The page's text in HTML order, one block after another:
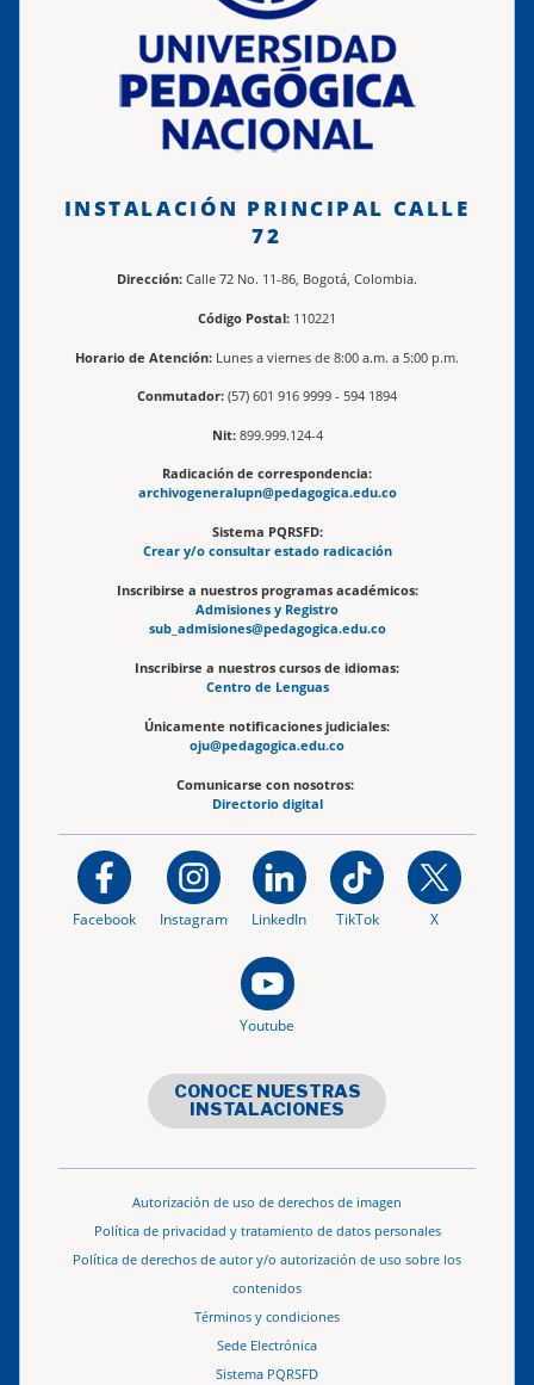
INSTALACIÓN PRINCIPAL CALLE
72
Dirección: Calle 72 No. 11-86, Bogotá, Colombia.
Código Postal: 110221
Horario de Atención: Lunes a viernes de 8:00 a.m. a 5:00 p.m.
Conmutador: (57) 601 916 9999 - 594 1894
Nit:899.999.124-4
Radicación de correspondencia:
archivogeneralupn@pedagogica.edu.co
Sistema PQRSFD:
Crear y/o consultar estado radicación
Inscribirse a nuestros programas académicos:
Admisiones y Registro
sub_admisiones@pedagogica.edu.co
Inscribirse a nuestros cursos de idiomas:
Centro de Lenguas
Únicamente notificaciones judiciales:
oju@pedagogica.edu.co
Comunicarse con nosotros:
Directorio digital
Facebook Instagram LinkedIn TikTok X
Youtube
CONOCE NUESTRAS
INSTALACIONES
Autorización de uso de derechos de imagen
Política de privacidad y tratamiento de datos personales
Política de derechos de autor y/o autorización de uso sobre los
contenidos
Términos y condiciones
Sede Electrónica
Sistema PQRSFD